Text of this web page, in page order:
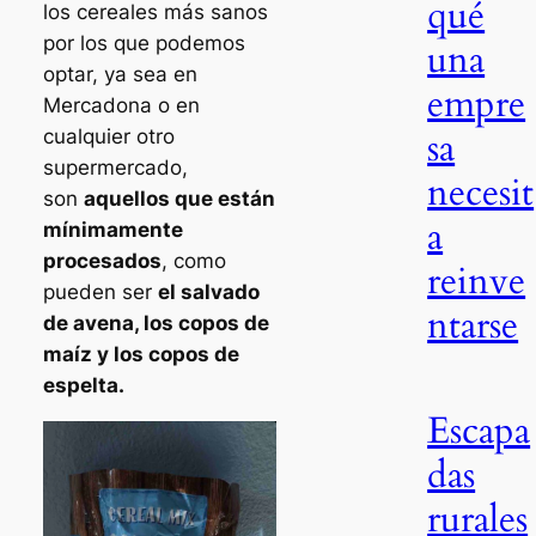
los cereales más sanos
por los que podemos
optar, ya sea en
Mercadona o en
cualquier otro
supermercado,
son aquellos que están
mínimamente
procesados, como
pueden ser el salvado
de avena, los copos de
maíz y los copos de
espelta.
qué
una
empre
sa
necesit
a
reinve
ntarse
Escapa
das
rurales